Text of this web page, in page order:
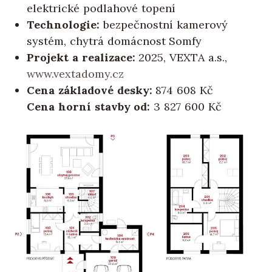
elektrické podlahové topení
Technologie: bezpečnostní kamerový
systém, chytrá domácnost Somfy
Projekt a realizace: 2025, VEXTA a.s.,
www.vextadomy.cz
Cena základové desky: 874 608 Kč
Cena horní stavby od: 3 827 600 Kč